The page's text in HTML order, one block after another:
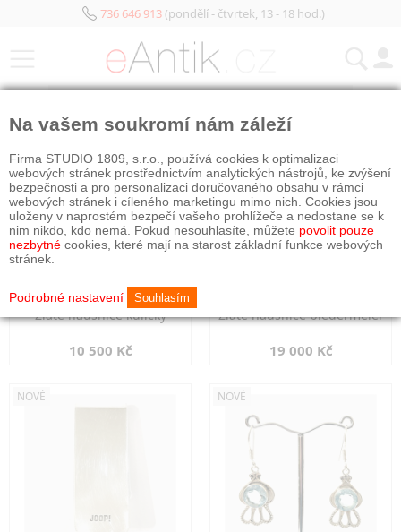
736 646 913(pondělí - čtvrtek, 13 - 18 hod.)
Zlaté náušnice kuličky
10 500 Kč
Zlaté náušnice biedermeier
19 000 Kč
NOVÉ NOVÉ
Na vašem soukromí nám záleží
Firma STUDIO 1809, s.r.o., používá cookies k optimalizaci
webových stránek prostřednictvím analytických nástrojů, ke zvýšení
bezpečnosti a pro personalizaci doručovaného obsahu v rámci
webových stránek i cíleného marketingu mimo nich. Cookies jsou
uloženy v naprostém bezpečí vašeho prohlížeče a nedostane se k
nim nikdo, kdo nemá. Pokud nesouhlasíte, můžete povolit pouze
nezbytné cookies, které mají na starost základní funkce webových
stránek.
Podrobné nastavení Souhlasím